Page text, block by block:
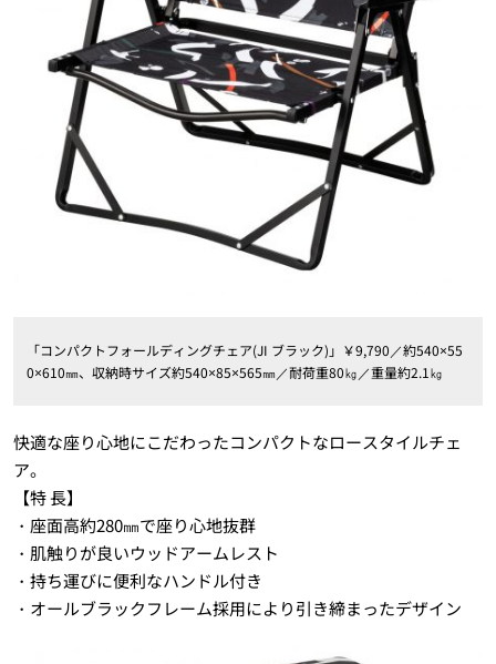
「コンパクトフォールディングチェア(JI ブラック)」￥9,790／約540×55
0×610㎜、収納時サイズ約540×85×565㎜／耐荷重80㎏／重量約2.1㎏
快適な座り心地にこだわったコンパクトなロースタイルチェ
ア。
【特 長】
・座面高約280㎜で座り心地抜群
・肌触りが良いウッドアームレスト
・持ち運びに便利なハンドル付き
・オールブラックフレーム採用により引き締まったデザイン